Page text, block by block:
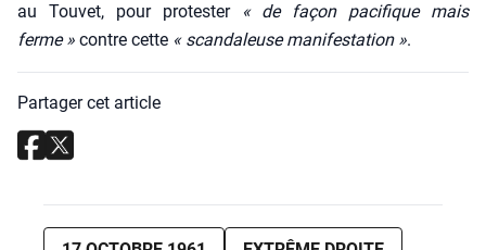
au Tou­vet, pour pro­tes­ter
« de façon paci­fique mais
ferme » contre cette « scan­da­leuse mani­fes­ta­tion ».
Partager cet article